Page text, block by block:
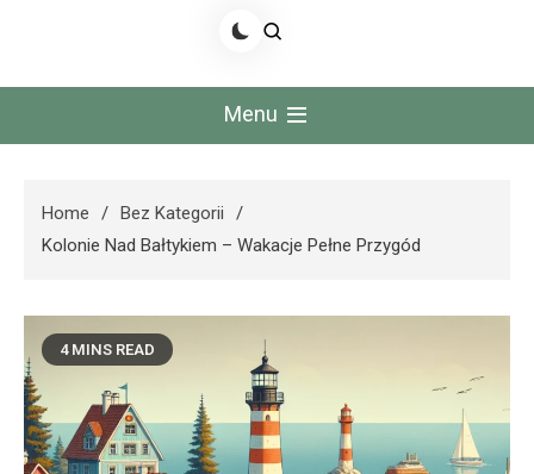
Dwd Jagusia
Menu
Home
Bez Kategorii
Kolonie Nad Bałtykiem – Wakacje Pełne Przygód
4 MINS READ